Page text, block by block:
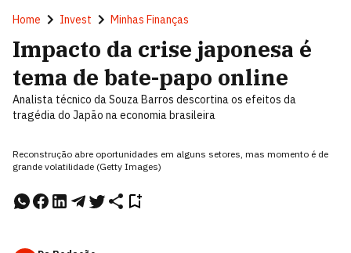
Home Invest Minhas Finanças
Impacto da crise japonesa é
tema de bate-papo online
Analista técnico da Souza Barros descortina os efeitos da
tragédia do Japão na economia brasileira
Reconstrução abre oportunidades em alguns setores, mas momento é de
grande volatilidade (Getty Images)